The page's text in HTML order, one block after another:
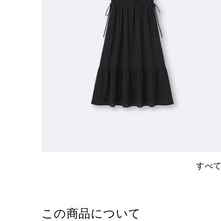
すべ
この商品について